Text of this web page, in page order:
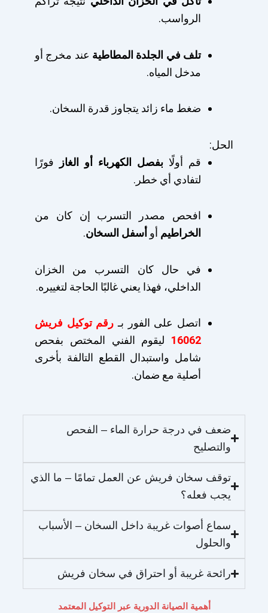
الرواسب.
تلف في الجلدة المطاطية عند مخرج أو
مدخل المياه.
ضغط ماء زائد يتجاوز قدرة السخان.
الحل:
قم أولًا بفصل الكهرباء أو الغاز
فورًا
لتفادي أي خطر.
افحص مصدر التسرب إن كان من
الخراطيم أو أسفل السخان.
في حال كان التسرب من الخزان
الداخلي، فهذا يعني غالبًا الحاجة لتغييره.
اتصل على الفور بـ رقم توكيل فريش
16062 ليقوم الفني المختص بفحص
شامل واستبدال القطع التالفة بأخرى
أصلية مع ضمان.
ضعف في درجة حرارة الماء – الفحص
والتصليح
توقف سخان فريش عن العمل تمامًا – ما الذي
يجب فعله؟
سماع أصوات غريبة داخل السخان – الأسباب
والحلول
رائحة غريبة أو احتراق في سخان فريش
أهمية الصيانة الدورية عبر التوكيل المعتمد